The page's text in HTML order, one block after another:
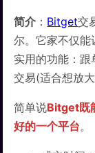
简介 ： Bitget交
尔。它家不仅能
实用的功能：
交易(适合想放
简单说Bitget既
好的一个平台。